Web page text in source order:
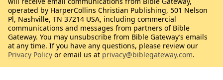
operated by HarperCollins Christian Publishing, 501 Nelson
Pl, Nashville, TN 37214 USA, including commercial
communications and messages from partners of Bible
Gateway. You may unsubscribe from Bible Gateway’s emails
at any time. If you have any questions, please review our
Privacy Policy or email us at privacy@biblegateway.com.